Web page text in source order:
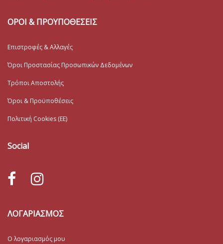
ΟΡΟΙ & ΠΡΟΥΠΟΘΕΣΕΙΣ
Επιστροφές & Αλλαγές
Όροι Προστασίας Προσωπικών Δεδομένων
Τρόποι Αποστολής
Όροι & Προϋποθέσεις
Πολιτική Cookies (ΕΕ)
Social
ΛΟΓΑΡΙΑΣΜΟΣ
Ο λογαριασμός μου